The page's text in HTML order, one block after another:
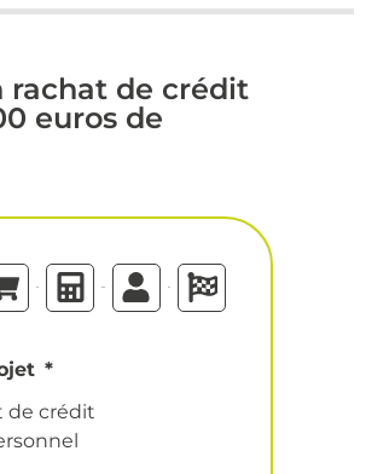
rachat de crédit
euros de
de crédit